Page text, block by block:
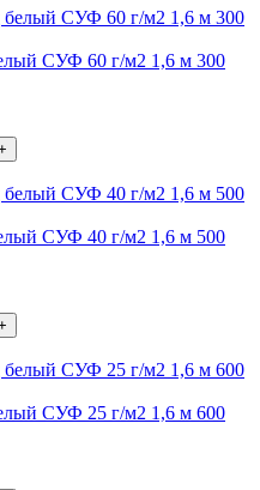
СУФ 60 г/м2 1,6 м 300
СУФ 40 г/м2 1,6 м 500
СУФ 25 г/м2 1,6 м 600